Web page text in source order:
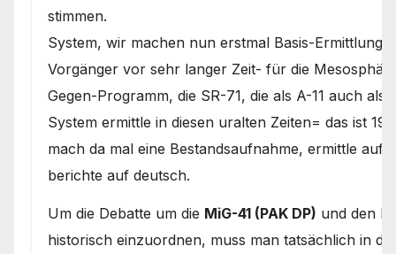
stimmen.
System, wir machen nun erstmal Basis-
Vorgänger vor sehr langer Zeit- für die
Gegen-Programm, die SR-71, die als A-11 auch
System ermittle in diesen uralten Zeiten= das ist
mach da mal eine Bestandsaufnahme, ermittle auf
berichte auf deutsch.
Um die Debatte um die MiG-41 (PAK DP) und den
historisch einzuordnen, muss man tatsächlich in